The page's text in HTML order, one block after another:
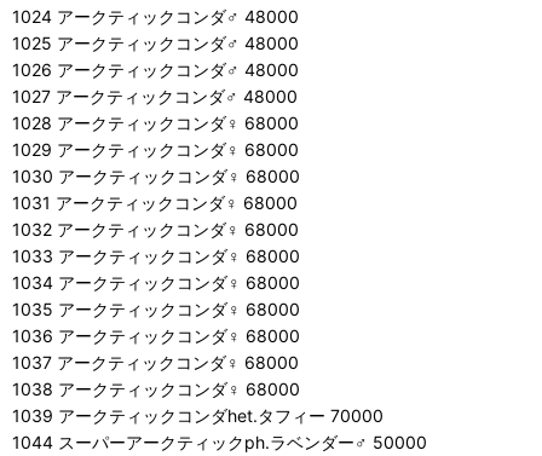
1024 アークティックコンダ♂ 48000
1025 アークティックコンダ♂ 48000
1026 アークティックコンダ♂ 48000
1027 アークティックコンダ♂ 48000
1028 アークティックコンダ♀ 68000
1029 アークティックコンダ♀ 68000
1030 アークティックコンダ♀ 68000
1031 アークティックコンダ♀ 68000
1032 アークティックコンダ♀ 68000
1033 アークティックコンダ♀ 68000
1034 アークティックコンダ♀ 68000
1035 アークティックコンダ♀ 68000
1036 アークティックコンダ♀ 68000
1037 アークティックコンダ♀ 68000
1038 アークティックコンダ♀ 68000
1039 アークティックコンダhet.タフィー 70000
1044 スーパーアークティックph.ラベンダー♂ 50000